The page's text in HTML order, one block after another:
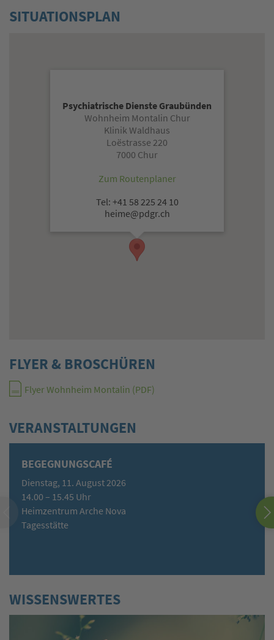
SITUATIONSPLAN
Psychiatrische Dienste Graubünden
Wohnheim Montalin Chur
Klinik Waldhaus
Loëstrasse 220
7000 Chur
Zum Routenplaner
Tel: +41 58 225 24 10
heime@pdgr.ch
FLYER & BROSCHÜREN
Flyer Wohnheim Montalin (PDF)
VERANSTALTUNGEN
BEGEGNUNGSCAFÉ
Dienstag, 11. August 2026
14.00 – 15.45 Uhr
Heimzentrum Arche Nova
Tagesstätte
WISSENSWERTES